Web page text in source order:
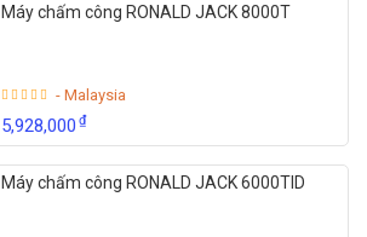
Máy chấm công RONALD JACK 8000T
- Malaysia
5,928,000₫
Máy chấm công RONALD JACK 6000TID